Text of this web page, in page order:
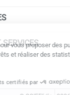
SERVICES